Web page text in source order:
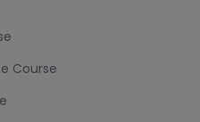
Course